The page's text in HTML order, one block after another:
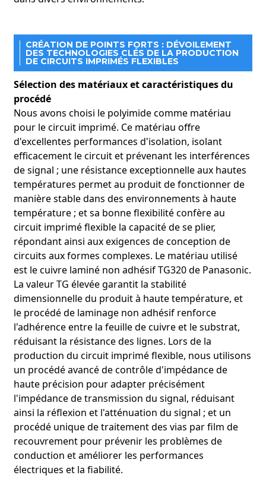
CRÉATION DE POINTS FORTS : DÉVOILEMENT
DES TECHNOLOGIES CLÉS DE LA PRODUCTION
DE CIRCUITS IMPRIMÉS FLEXIBLES
Sélection des matériaux et caractéristiques du
procédé
Nous avons choisi le polyimide comme matériau
pour le circuit imprimé. Ce matériau offre
d'excellentes performances d'isolation, isolant
efficacement le circuit et prévenant les interférences
de signal ; une résistance exceptionnelle aux hautes
températures permet au produit de fonctionner de
manière stable dans des environnements à haute
température ; et sa bonne flexibilité confère au
circuit imprimé flexible la capacité de se plier,
répondant ainsi aux exigences de conception de
circuits aux formes complexes. Le matériau utilisé
est le cuivre laminé non adhésif TG320 de Panasonic.
La valeur TG élevée garantit la stabilité
dimensionnelle du produit à haute température, et
le procédé de laminage non adhésif renforce
l'adhérence entre la feuille de cuivre et le substrat,
réduisant la résistance des lignes. Lors de la
production du circuit imprimé flexible, nous utilisons
un procédé avancé de contrôle d'impédance de
haute précision pour adapter précisément
l'impédance de transmission du signal, réduisant
ainsi la réflexion et l'atténuation du signal ; et un
procédé unique de traitement des vias par film de
recouvrement pour prévenir les problèmes de
conduction et améliorer les performances
électriques et la fiabilité.
● Endoscope médical
●Méthode d'application :
●Manifestation de l'avantage :
●Appareils auditifs
● Méthode d'application :
●Manifestation de l'avantage :